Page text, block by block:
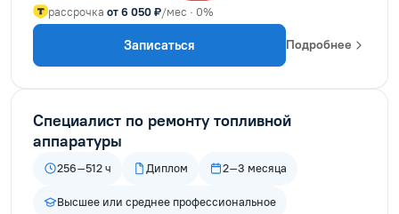
рассрочка от 6 050 ₽/мес · 0%
Записаться Подробнее
Специалист по ремонту топливной
аппаратуры
256–512 ч Диплом 2–3 месяца
Высшее или среднее профессиональное